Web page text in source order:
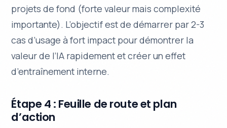
projets de fond (forte valeur mais complexité
importante). L’objectif est de démarrer par 2-3
cas d’usage à fort impact pour démontrer la
valeur de l’IA rapidement et créer un effet
d’entraînement interne.
Étape 4 : Feuille de route et plan
d’action